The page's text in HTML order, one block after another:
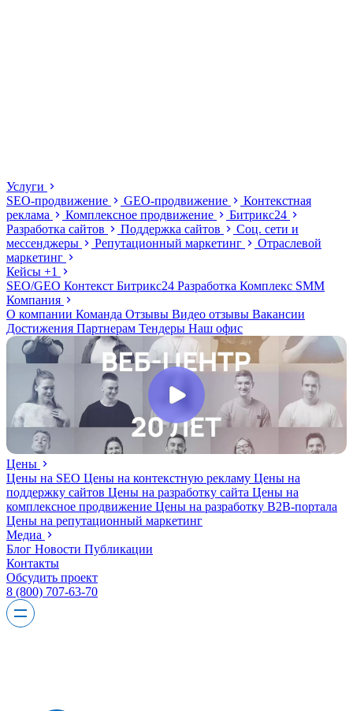
Услуги
SEO-продвижение
GEO-продвижение
Контекстная
реклама
Комплексное продвижение
Битрикс24
Разработка сайтов
Поддержка сайтов
Соц. сети и
мессенджеры
Репутационный маркетинг
Отраслевой
маркетинг
Кейсы +1
SEO/GEO Контекст Битрикс24 Разработка Комплекс SMM
Компания
О компании Команда Отзывы Видео отзывы Вакансии
Достижения Партнерам Тендеры Наш офис
Цены
Цены на SEO Цены на контекстную рекламу Цены на
поддержку сайтов Цены на разработку сайта Цены на
комплексное продвижение Цены на разработку В2В-портала
Цены на репутационный маркетинг
Медиа
Блог Новости Публикации
Контакты
Обсудить проект
8 (800) 707-63-70